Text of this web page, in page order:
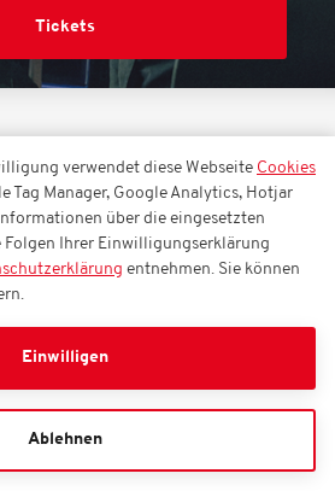
Tickets
COSAR / SUITEN-TICKET
/ Suiten-Ticket
18:00
Tickets
verwendet diese Webseite Cookies
Tag Manager, Google Analytics, Hotjar
über die eingesetzten
Folgen Ihrer Einwilligungserklärung
entnehmen. Sie können
Einwilligen
Ablehnen